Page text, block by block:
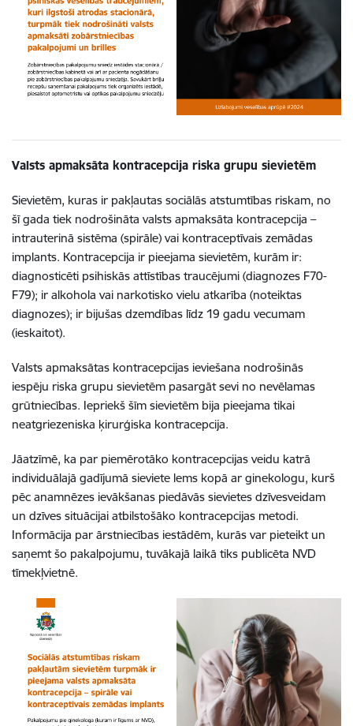
Valsts apmaksāta kontracepcija riska grupu sievietēm
Sievietēm, kuras ir pakļautas sociālās atstumtības riskam, no
šī gada tiek nodrošināta valsts apmaksāta kontracepcija –
intrauterinā sistēma (spirāle) vai kontraceptīvais zemādas
implants. Kontracepcija ir pieejama sievietēm, kurām ir:
diagnosticēti psihiskās attīstības traucējumi (diagnozes F70-
F79); ir alkohola vai narkotisko vielu atkarība (noteiktas
diagnozes); ir bijušas dzemdības līdz 19 gadu vecumam
(ieskaitot).
Valsts apmaksātas kontracepcijas ieviešana nodrošinās
iespēju riska grupu sievietēm pasargāt sevi no nevēlamas
grūtniecības. Iepriekš šīm sievietēm bija pieejama tikai
neatgriezeniska ķirurģiska kontracepcija.
Jāatzīmē, ka par piemērotāko kontracepcijas veidu katrā
individuālajā gadījumā sieviete lems kopā ar ginekologu, kurš
pēc anamnēzes ievākšanas piedāvās sievietes dzīvesveidam
un dzīves situācijai atbilstošāko kontracepcijas metodi.
Informācija par ārstniecības iestādēm, kurās var pieteikt un
saņemt šo pakalpojumu, tuvākajā laikā tiks publicēta NVD
tīmekļvietnē.